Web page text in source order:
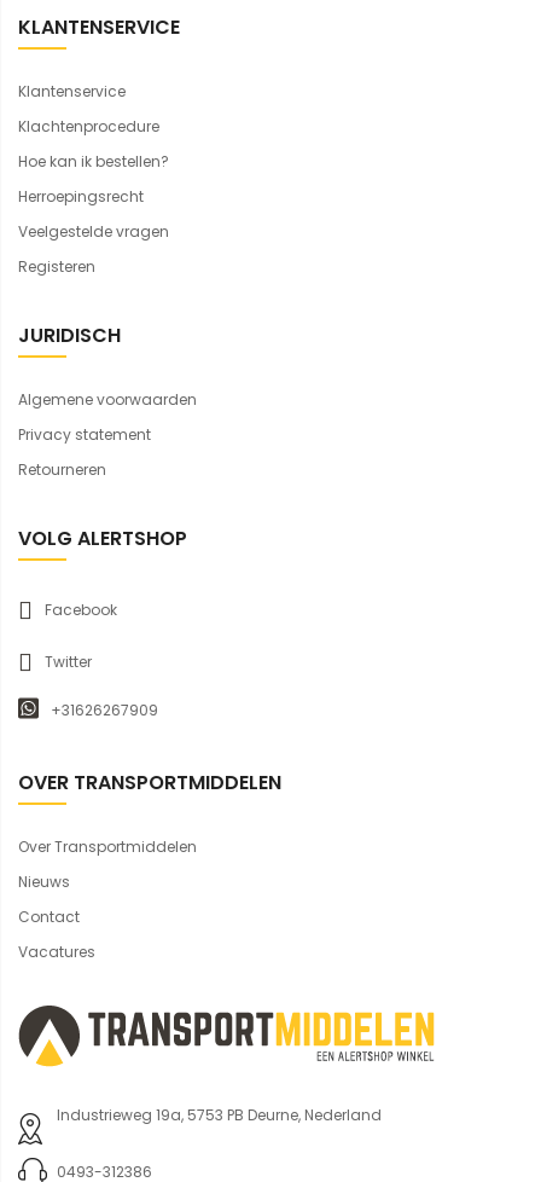
KLANTENSERVICE
Klantenservice
Klachtenprocedure
Hoe kan ik bestellen?
Herroepingsrecht
Veelgestelde vragen
Registeren
JURIDISCH
Algemene voorwaarden
Privacy statement
Retourneren
VOLG ALERTSHOP
Facebook
Twitter
+31626267909
OVER TRANSPORTMIDDELEN
Over Transportmiddelen
Nieuws
Contact
Vacatures
Industrieweg 19a, 5753 PB Deurne, Nederland
0493-312386